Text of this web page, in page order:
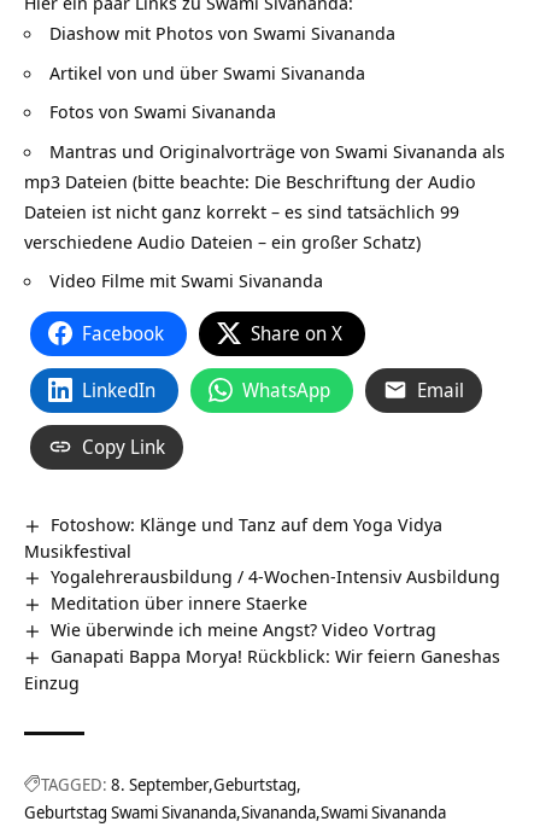
Diashow mit Photos von Swami Sivananda
Artikel von und über Swami Sivananda
Fotos von Swami Sivananda
Mantras und Originalvorträge von Swami Sivananda als
mp3 Dateien (bitte beachte: Die Beschriftung der Audio
Dateien ist nicht ganz korrekt – es sind tatsächlich 99
verschiedene Audio Dateien – ein großer Schatz)
Video Filme mit Swami Sivananda
Facebook Share on X
LinkedIn WhatsApp Email
Copy Link
Fotoshow: Klänge und Tanz auf dem Yoga Vidya
Musikfestival
Yogalehrerausbildung / 4-Wochen-Intensiv Ausbildung
Meditation über innere Staerke
Wie überwinde ich meine Angst? Video Vortrag
Ganapati Bappa Morya! Rückblick: Wir feiern Ganeshas
Einzug
TAGGED: 8. September Geburtstag
Geburtstag Swami Sivananda Sivananda Swami Sivananda